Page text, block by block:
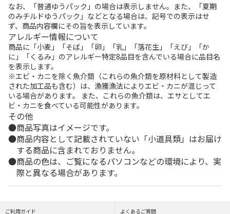
なお、「普通ゆうパック」の場合は表示しません。また、「夏期
のみチルドゆうパック」などとなる場合は、記号での表示はせ
ず、商品内容欄にその旨を表示しています。
アレルギー情報について
商品に「小麦」「そば」「卵」「乳」「落花生」「えび」「か
に」「くるみ」のアレルギー特定8品目を含んでいる場合に品目名
を表示します。
※エビ・カニを除く魚介類（これらの魚介類を原材料として製造
された加工品も含む）は、漁獲漁法によりエビ・カニが混じって
いる場合があります。 また、これらの魚介類は、エサとしてエ
ビ・カニを食べている可能性があります。
その他
商品写真はイメージです。
商品内容として記載されていない「小道具類」はお届け
する商品に含まれておりません。
商品の色は、ご覧になるパソコンなどの環境により、実
際と異なる場合があります。
ご利用ガイド よくあるご質問